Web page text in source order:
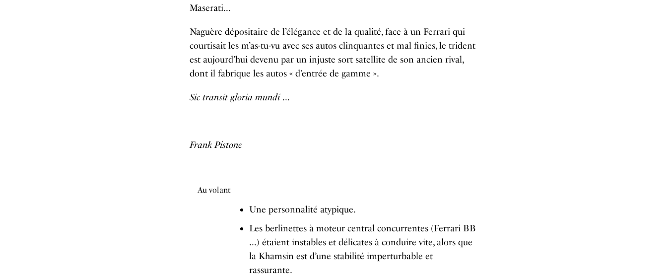
Maserati…
Naguère dépositaire de l’élégance et de la qualité, face à un Ferrari qui
courtisait les m’as-tu-vu avec ses autos clinquantes et mal finies, le trident
est aujourd’hui devenu par un injuste sort satellite de son ancien rival,
dont il fabrique les autos « d’entrée de gamme ».
Sic transit gloria mundi …
Frank Pistone
Au volant
Une personnalité atypique.
Les berlinettes à moteur central concurrentes (Ferrari BB
…) étaient instables et délicates à conduire vite, alors que
la Khamsin est d’une stabilité imperturbable et
rassurante.